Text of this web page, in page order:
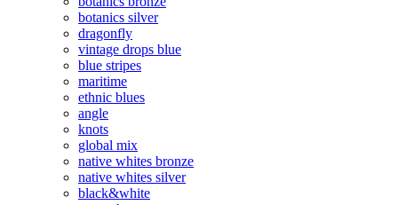
botanics silver
dragonfly
vintage drops blue
blue stripes
maritime
ethnic blues
angle
knots
global mix
native whites bronze
native whites silver
black&white